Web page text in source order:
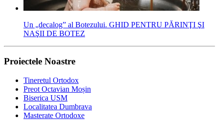
Un „decalog” al Botezului. GHID PENTRU PĂRINŢI ŞI
NAŞII DE BOTEZ
Proiectele Noastre
Tineretul Ortodox
Preot Octavian Moșin
Biserica USM
Localitatea Dumbrava
Masterate Ortodoxe